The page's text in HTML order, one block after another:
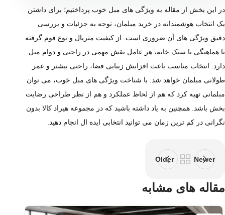
در این بخش از مقاله به ویژگی‌ های مبل خوب پرداختیم؛ برای داشتن
یک انتخاب هوشمندانه در خرید مبلمان، توجه به جزئیات و بررسی
دقیق ویژگی‌ های آن ضروری است. از کیفیت متریال و نوع فوم گرفته
تا هماهنگی با سبک خانه، هر عامل نقش مهمی در راحتی و دوام مبل
دارد. انتخاب مناسب باعث افزایش زیبایی فضا، راحتی بیشتر و عمر
طولانی مبلمان خواهد شد. با شناخت ویژگی‌ های مبل خوب، می‌ توان
مبلمانی تهیه کرد که هم از لحاظ عملکرد و هم از نظر طراحی رضایت
‌بخش باشد. همچنین به یاد داشته باشید که در مجموعه هیراد کالا بدون
نگرانی در کم ترین زمان می توانید انتخابی ایده ال انجام دهید.
Newer
Older
مقاله های مشابه